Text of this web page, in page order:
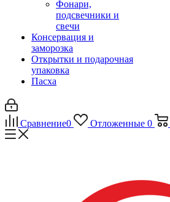
Фонари,
подсвечники и
свечи
Консервация и
заморозка
Открытки и подарочная
упаковка
Пасха
Сравнение0 Отложенные 0